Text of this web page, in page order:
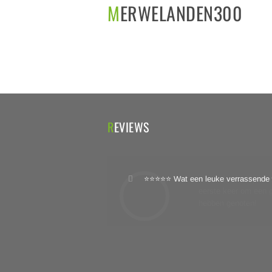
MERWELANDEN300
REVIEWS
⭐⭐⭐⭐⭐ Wat een leuke⭐⭐⭐⭐ Leuke Gps
eerste keer om